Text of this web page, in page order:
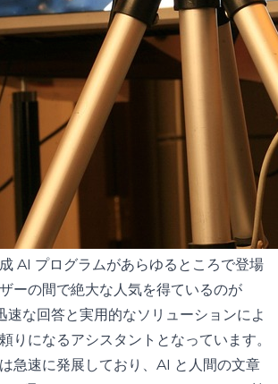
AI プログラムがあらゆるところで登場
ーの間で絶大な人気を得ているのが
な回答と実用的なソリューションによ
りになるアシスタントとなっています。
急速に発展しており、AI と人間の文章